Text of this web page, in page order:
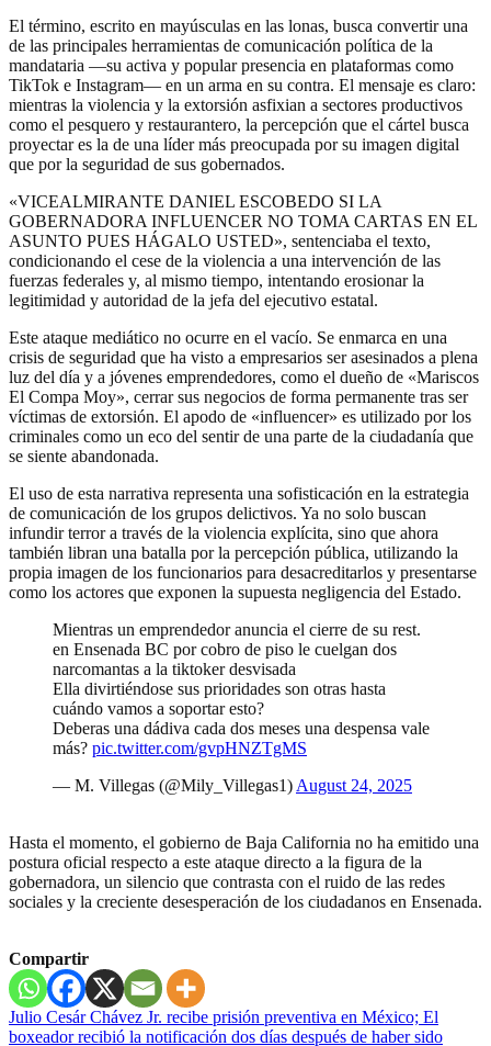
El término, escrito en mayúsculas en las lonas, busca convertir una
de las principales herramientas de comunicación política de la
mandataria —su activa y popular presencia en plataformas como
TikTok e Instagram— en un arma en su contra. El mensaje es claro:
mientras la violencia y la extorsión asfixian a sectores productivos
como el pesquero y restaurantero, la percepción que el cártel busca
proyectar es la de una líder más preocupada por su imagen digital
que por la seguridad de sus gobernados.
«VICEALMIRANTE DANIEL ESCOBEDO SI LA
GOBERNADORA INFLUENCER NO TOMA CARTAS EN EL
ASUNTO PUES HÁGALO USTED», sentenciaba el texto,
condicionando el cese de la violencia a una intervención de las
fuerzas federales y, al mismo tiempo, intentando erosionar la
legitimidad y autoridad de la jefa del ejecutivo estatal.
Este ataque mediático no ocurre en el vacío. Se enmarca en una
crisis de seguridad que ha visto a empresarios ser asesinados a plena
luz del día y a jóvenes emprendedores, como el dueño de «Mariscos
El Compa Moy», cerrar sus negocios de forma permanente tras ser
víctimas de extorsión. El apodo de «influencer» es utilizado por los
criminales como un eco del sentir de una parte de la ciudadanía que
se siente abandonada.
El uso de esta narrativa representa una sofisticación en la estrategia
de comunicación de los grupos delictivos. Ya no solo buscan
infundir terror a través de la violencia explícita, sino que ahora
también libran una batalla por la percepción pública, utilizando la
propia imagen de los funcionarios para desacreditarlos y presentarse
como los actores que exponen la supuesta negligencia del Estado.
Mientras un emprendedor anuncia el cierre de su rest.
en Ensenada BC por cobro de piso le cuelgan dos
narcomantas a la tiktoker desvisada
Ella divirtiéndose sus prioridades son otras hasta
cuándo vamos a soportar esto?
Deberas una dádiva cada dos meses una despensa vale
más? pic.twitter.com/gvpHNZTgMS
— M. Villegas (@Mily_Villegas1)August 24, 2025
Hasta el momento, el gobierno de Baja California no ha emitido una
postura oficial respecto a este ataque directo a la figura de la
gobernadora, un silencio que contrasta con el ruido de las redes
sociales y la creciente desesperación de los ciudadanos en Ensenada.
Compartir
Navegación
Julio Cesár Chávez Jr. recibe prisión preventiva en México; El
boxeador recibió la notificación dos días después de haber sido